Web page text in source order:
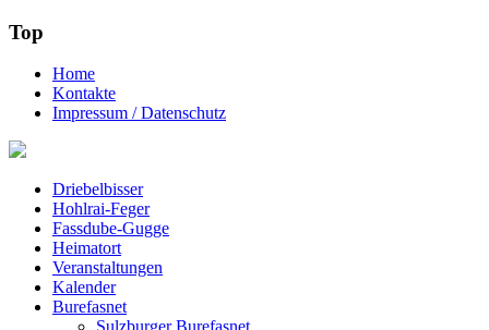
Top
Home
Kontakte
Impressum / Datenschutz
Driebelbisser
Hohlrai-Feger
Fassdube-Gugge
Heimatort
Veranstaltungen
Kalender
Burefasnet